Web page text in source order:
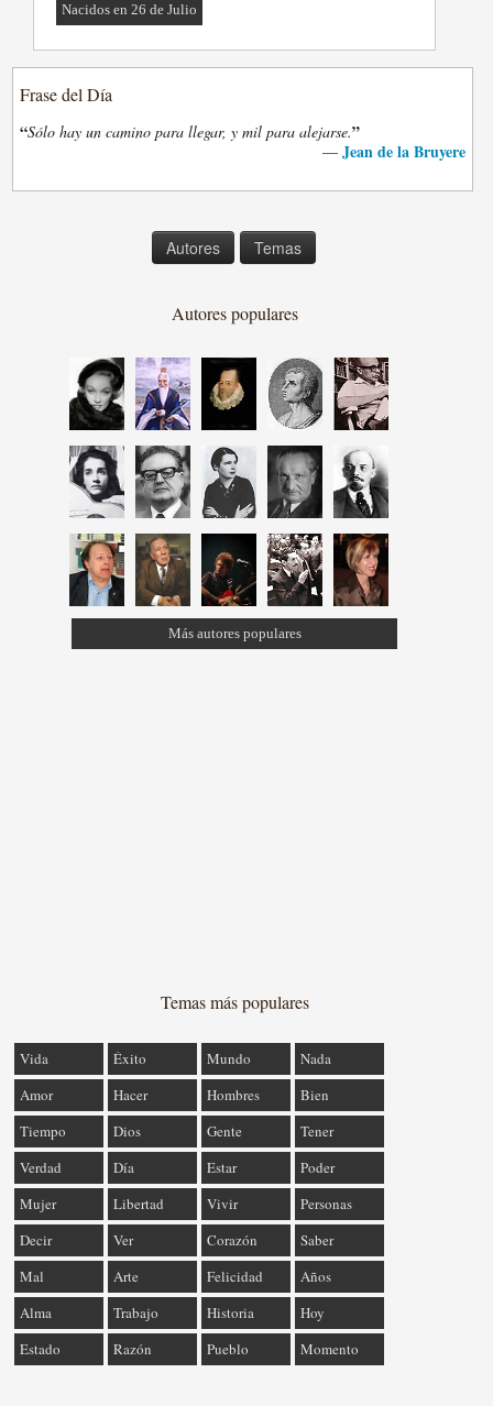
Nacidos en 26 de Julio
Frase del Día
“Sólo hay un camino para llegar, y mil para alejarse.”
— Jean de la Bruyere
Autores Temas
Autores populares
Más autores populares
Temas más populares
Vida Éxito Mundo
Nada
Amor
Hacer Hombres
Bien
Tiempo
Dios Gente
Tener
Verdad
Día Estar
Poder
Mujer
Libertad Vivir
Personas
Decir
Ver Corazón
Saber
Mal
Arte Felicidad
Años
Alma
Trabajo Historia
Hoy
Estado
Razón Pueblo Momento